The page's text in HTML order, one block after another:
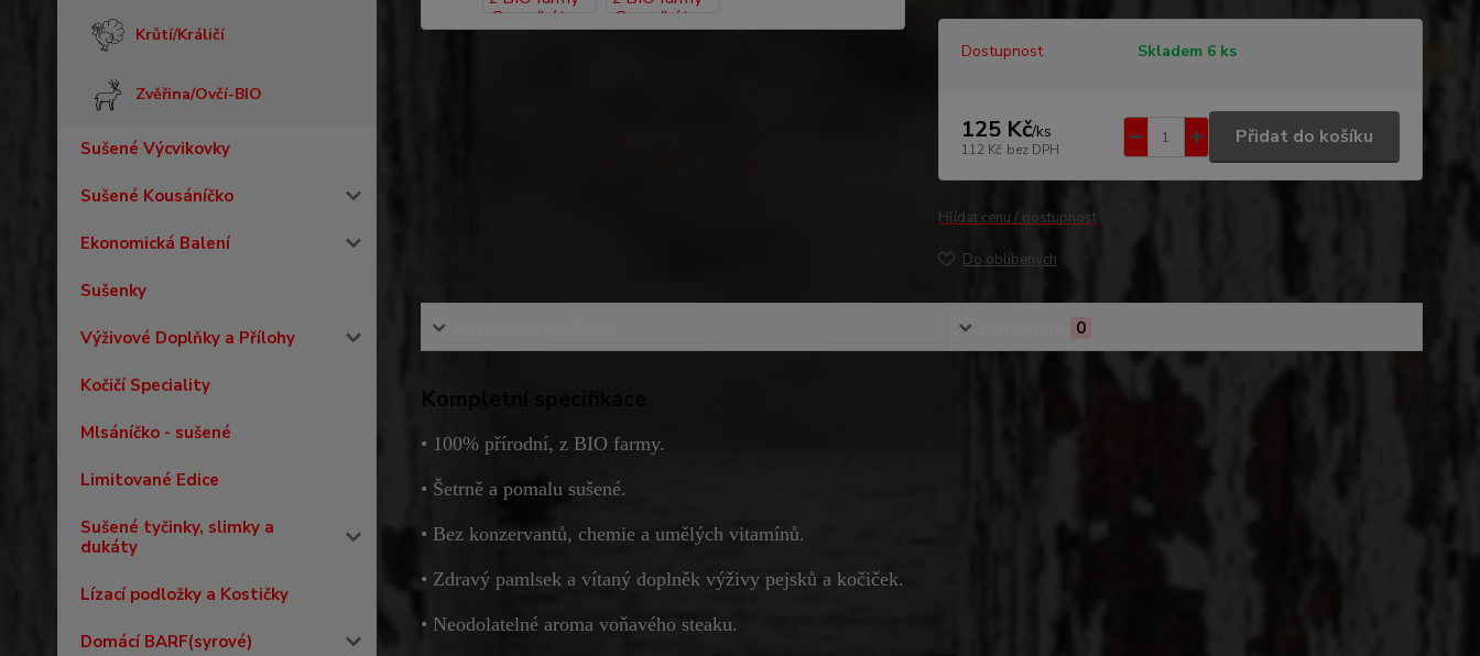
Krůtí/Králičí
Zvěřina/Ovčí-BIO
Sušené Výcvikovky
Sušené Kousáníčko
Ekonomická Balení
Sušenky
Výživové Doplňky a Přílohy
Kočičí Speciality
Mlsáníčko - sušené
Limitované Edice
Sušené tyčinky, slimky a
dukáty
Lízací podložky a Kostičky
Domácí BARF(syrové)
Dostupnost Skladem 6 ks
125 Kč/ks
112 Kč bez DPH
Přidat do košíku
Hlídat cenu / dostupnost
Do oblíbených
0
Kompletní specifikace
• 100% přírodní, z BIO farmy.
• Šetrně a pomalu sušené.
• Bez konzervantů, chemie a umělých vitamínů.
• Zdravý pamlsek a vítaný doplněk výživy pejsků a kočiček.
• Neodolatelné aroma voňavého steaku.